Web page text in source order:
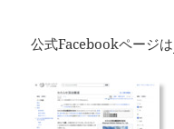
公式Facebookページは